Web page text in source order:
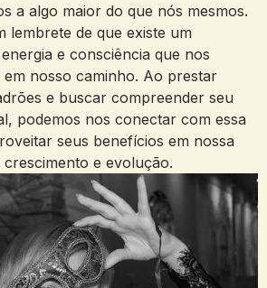
a algo maior do que nós mesmos.
lembrete de que existe um
e consciência que nos
nosso caminho. Ao prestar
e buscar compreender seu
podemos nos conectar com essa
seus benefícios em nossa
e evolução.